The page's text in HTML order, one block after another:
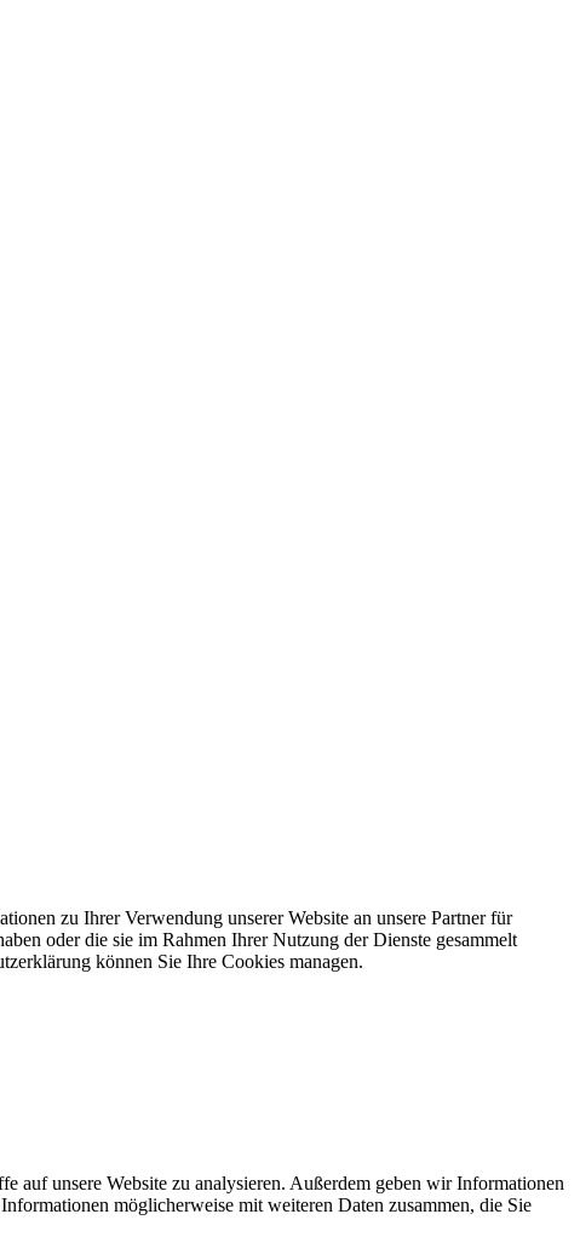
zu Ihrer Verwendung unserer Website an unsere Partner für
oder die sie im Rahmen Ihrer Nutzung der Dienste gesammelt
können Sie Ihre Cookies managen.
auf unsere Website zu analysieren. Außerdem geben wir Informationen
möglicherweise mit weiteren Daten zusammen, die Sie